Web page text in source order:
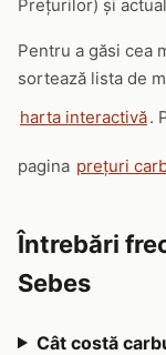
Prețurilor) și
Pentru a găsi cea
sortează lista de
harta interactivă.
pagina prețuri
Întrebări
Sebes
Cât costă